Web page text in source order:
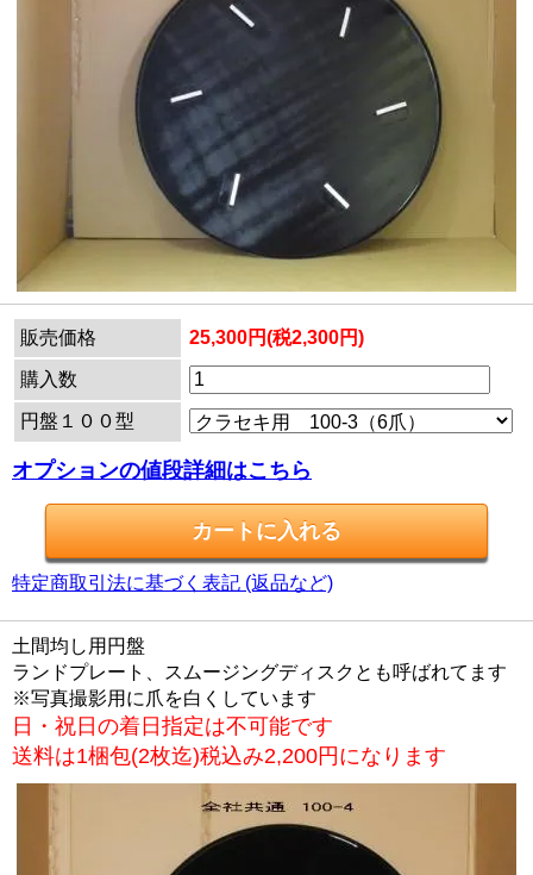
販売価格 25,300円(税2,300円)
購入数
円盤１００型
オプションの値段詳細はこちら
特定商取引法に基づく表記 (返品など)
土間均し用円盤
ランドプレート、スムージングディスクとも呼ばれてます
※写真撮影用に爪を白くしています
日・祝日の着日指定は不可能です
送料は1梱包(2枚迄)税込み2,200円になります